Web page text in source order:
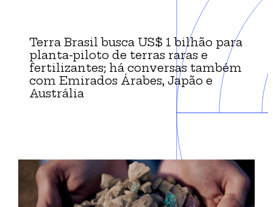
Member Area
Terra Brasil busca US$ 1 bilhão para
planta-piloto de terras raras e
fertilizantes; há conversas também
com Emirados Árabes, Japão e
Austrália